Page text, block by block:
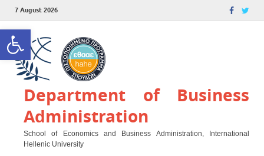
Open toolbar
7 August 2026
Department of Business
Administration
School of Economics and Business Administration, International
Hellenic University